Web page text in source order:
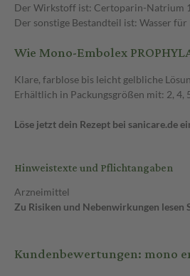
Der Wirkstoff ist: Certoparin-Natrium
Der sonstige Bestandteil ist: Wasser
Wie Mono-Embolex
Klare, farblose bis leicht gelbliche
Erhältlich in Packungsgrößen mit: 2, 4,
Löse jetzt dein Rezept bei sanicare.de
Hinweistexte und Pflichtangaben
Arzneimittel
Zu Risiken und Nebenwirkungen
Kundenbewertungen: mono